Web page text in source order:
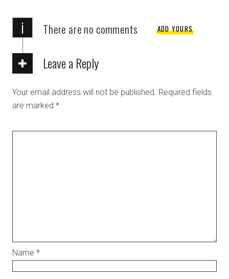
i There are no comments ADD YOURS
Leave a Reply
Your email address will not be published. Required fields
are marked *
Name *